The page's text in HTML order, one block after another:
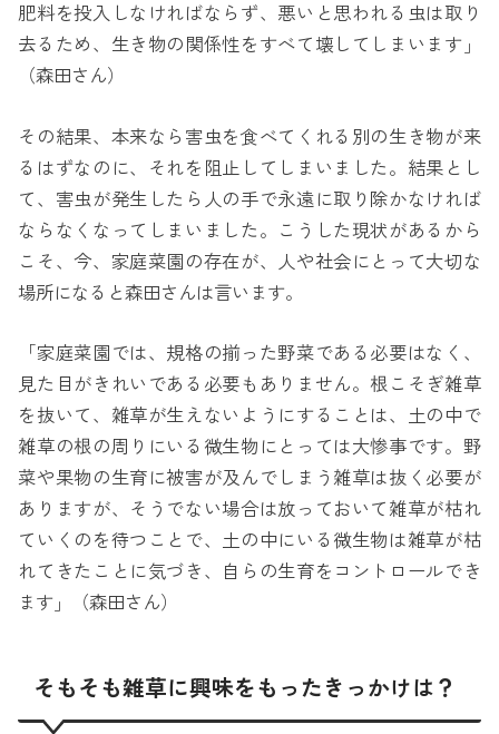
肥料を投入しなければならず、悪いと思われる虫は取り
去るため、生き物の関係性をすべて壊してしまいます」
（森田さん）
その結果、本来なら害虫を食べてくれる別の生き物が来
るはずなのに、それを阻止してしまいました。結果とし
て、害虫が発生したら人の手で永遠に取り除かなければ
ならなくなってしまいました。こうした現状があるから
こそ、今、家庭菜園の存在が、人や社会にとって大切な
場所になると森田さんは言います。
「家庭菜園では、規格の揃った野菜である必要はなく、
見た目がきれいである必要もありません。根こそぎ雑草
を抜いて、雑草が生えないようにすることは、土の中で
雑草の根の周りにいる微生物にとっては大惨事です。野
菜や果物の生育に被害が及んでしまう雑草は抜く必要が
ありますが、そうでない場合は放っておいて雑草が枯れ
ていくのを待つことで、土の中にいる微生物は雑草が枯
れてきたことに気づき、自らの生育をコントロールでき
ます」（森田さん）
そもそも雑草に興味をもったきっかけは？